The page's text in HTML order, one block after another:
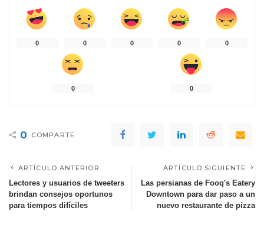
0 0 0 0 0
0 0
0 COMPARTE
ARTÍCULO ANTERIOR
Lectores y usuarios de tweeters
brindan consejos oportunos
para tiempos difíciles
ARTÍCULO SIGUIENTE
Las persianas de Fooq's Eatery
Downtown para dar paso a un
nuevo restaurante de pizza